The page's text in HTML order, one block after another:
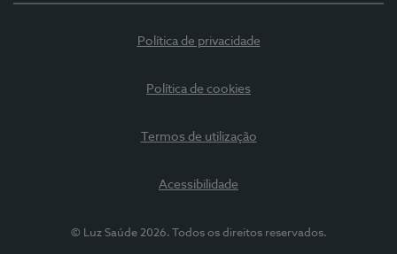
Política de privacidade
Política de cookies
Termos de utilização
Acessibilidade
© Luz Saúde 2026. Todos os direitos reservados.